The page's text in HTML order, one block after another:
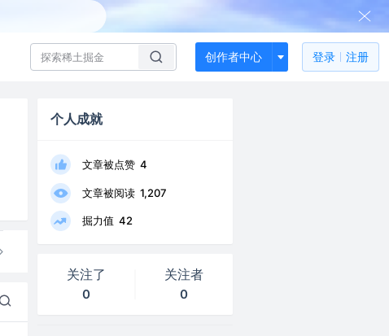
创作者中心 登录 注册
个人成就
文章被点赞 4
文章被阅读 1,207
掘力值 42
关注了
0
关注者
0